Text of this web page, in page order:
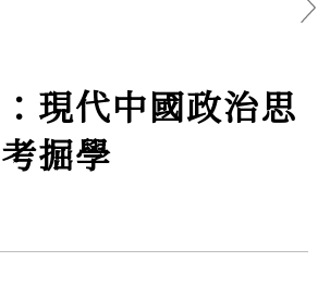
現代中國政治思
掘學